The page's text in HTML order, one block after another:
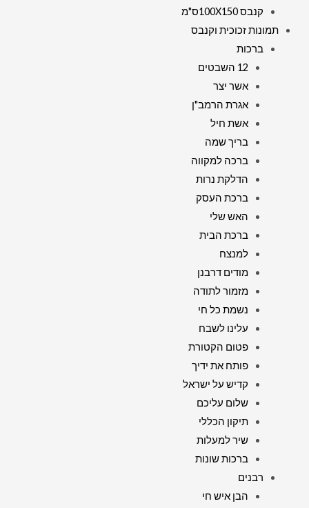
קנבס 100X150ס"מ
תמונות זכוכית וקנבס
ברכות
12 השבטים
אשר יצר
אגרת הרמב"ן
אשת חיל
בריך שמה
ברכה למקווה
הדלקת נרות
ברכת העסק
האש שלי
ברכת הבית
למנצח
מודים דרבנן
מזמור לתודה
נשמת כל חי
עלינו לשבח
פטום הקטורת
פותח את ידיך
קדיש על ישראל
שלום עליכם
תיקון הכללי
שיר למעלות
ברכות שונות
רבנים
הבן איש חי